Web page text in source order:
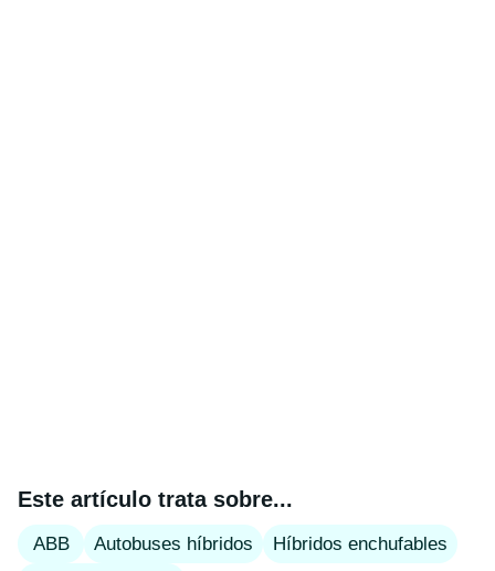
Este artículo trata sobre...
ABB Autobuses híbridos
Híbridos enchufables